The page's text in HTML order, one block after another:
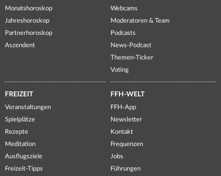
Monatshoroskop
Jahreshoroskop
Partnerhoroskop
Aszendent
Webcams
Moderatoren & Team
Podcasts
News-Podcast
Themen-Ticker
Voting
FREIZEIT
Veranstaltungen
Spielplätze
Rezepte
Meditation
Ausflugsziele
Freizeit-Tipps
FFH-WELT
FFH-App
Newsletter
Kontakt
Frequenzen
Jobs
Führungen